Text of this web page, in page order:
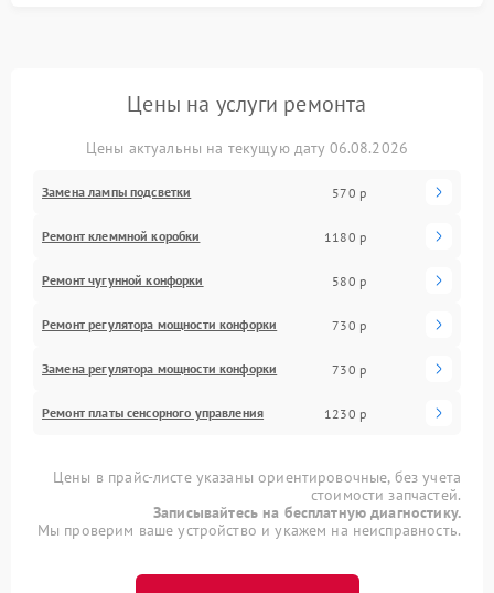
Цены на услуги ремонта
Цены актуальны на текущую дату 06.08.2026
Замена лампы подсветки 570 р
Ремонт клеммной коробки 1180 р
Ремонт чугунной конфорки 580 р
Ремонт регулятора мощности конфорки 730 р
Замена регулятора мощности конфорки 730 р
Ремонт платы сенсорного управления 1230 р
Цены в прайс-листе указаны ориентировочные, без учета
стоимости запчастей.
Записывайтесь на бесплатную диагностику.
Мы проверим ваше устройство и укажем на неисправность.